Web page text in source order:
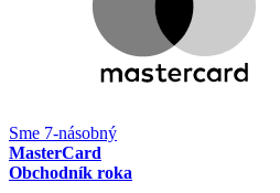
Sme 7-násobný
MasterCard
Obchodník roka